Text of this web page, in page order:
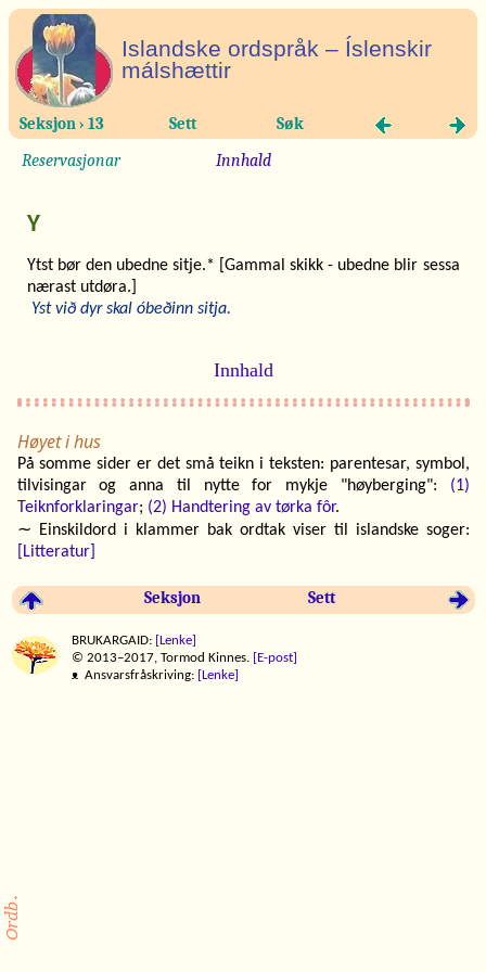
Islandske ordspråk – Íslenskir
málshættir
Seksjon › 13 Sett Søk
Reservasjonar Innhald
Y
Ytst bør den ubedne sitje.* [Gammal skikk - ubedne blir sessa
nærast utdøra.]
Yst við dyr skal óbeðinn sitja.
Innhald
Høyet i hus
På somme sider er det små teikn i teksten: parentesar, symbol,
tilvisingar og anna til nytte for mykje "høyberging": (1)
Teiknforklaringar; (2) Handtering av tørka fôr.
∼ Einskildord i klammer bak ordtak viser til islandske soger:
[Litteratur]
Seksjon Sett
BRUKARGAID:
[Lenke]
© 2013–2017, Tormod Kinnes.
[E-post]
ᴥ Ansvarsfråskriving:
[Lenke]